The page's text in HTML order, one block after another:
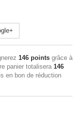
146 points grâce à
panier totalisera 146
en bon de réduction